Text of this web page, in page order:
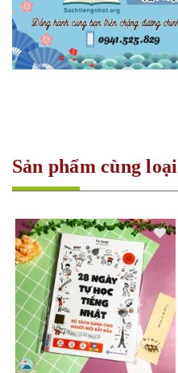
Sản phẩm cùng loại